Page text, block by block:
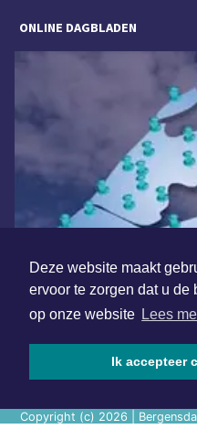
Deze website maakt
ervoor te zorgen dat u de
op onze website Lees
Ik accepteer
ONLINE DAGBLADEN
Copyright (c) 2026 |
Algemene voorwaarden
Disclaimer
Privacy Statement